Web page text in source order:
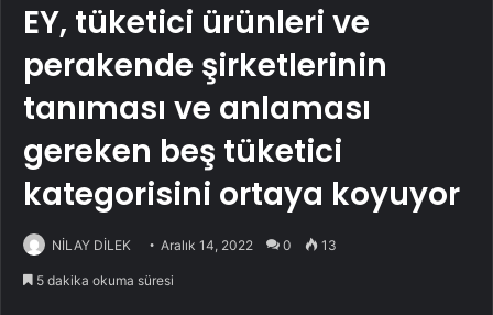
EY, tüketici ürünleri ve
perakende şirketlerinin
tanıması ve anlaması
gereken beş tüketici
kategorisini ortaya koyuyor
NİLAY DİLEK Aralık 14, 2022 0 13
5 dakika okuma süresi